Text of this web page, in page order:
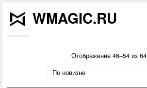
WMAGIC.RU
Отображение 46–54 из 64